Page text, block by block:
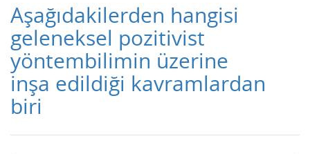
Aşağıdakilerden hangisi
geleneksel pozitivist
yöntembilimin üzerine
inşa edildiği kavramlardan
biri